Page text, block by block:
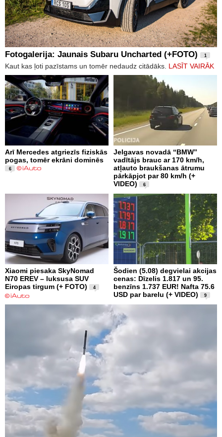
Fotogalerija: Jaunais Subaru Uncharted (+FOTO) 1
Kaut kas ļoti pazīstams un tomēr nedaudz citādāks. LASĪT VAIRĀK
Arī Mercedes atgriezīs fiziskās
pogas, tomēr ekrāni dominēs
6
Jelgavas novadā “BMW”
vadītājs brauc ar 170 km/h,
atļauto braukšanas ātrumu
pārkāpjot par 80 km/h (+
VIDEO)
6
Xiaomi piesaka SkyNomad
N70 EREV – luksusa SUV
Eiropas tirgum (+ FOTO)
4
Šodien (5.08) degvielai akcijas
cenas: Dīzelis 1.817 un 95.
benzīns 1.737 EUR! Nafta 75.6
USD par barelu (+ VIDEO)
9